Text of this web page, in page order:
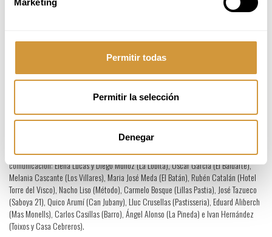
Permitir todas
Permitir la selección
Denegar
la cocina sostenible, saludable e inclusiva de las setas y las trufas, con un comité
respuesta a los retos presentados. Abarcando temas desde aplicaciones saludables,
el efecto semiótico que tienen las imágenes en el consumidor, el mundo fúngico
resaltado Nahuel Pazos, Chef investigador en BCC Innovation.
En lo que respecta a la selección de cocineros y cocineras participantes en este
la sensibilidad hacia la innovación y la capacidad de trabajo en equipo, con
preferencia hacia el ámbito rural, con espíritu de colaboración y capacidad de
comunicación: Elena Lucas y Diego Muñoz (La Lobita), Óscar García (El Baluarte),
Melania Cascante (Los Villares), Maria José Meda (El Batán), Rubén Catalán (Hotel
Torre del Visco), Nacho Liso (Método), Carmelo Bosque (Lillas Pastia), José Tazueco
(Saboya 21), Quico Arumí (Can Jubany), Lluc Crusellas (Pastisseria), Eduard Aliberch
(Mas Monells), Carlos Casillas (Barro), Ángel Alonso (La Pineda) e Ivan Hernández
(Toixos y Casa Cebreros).